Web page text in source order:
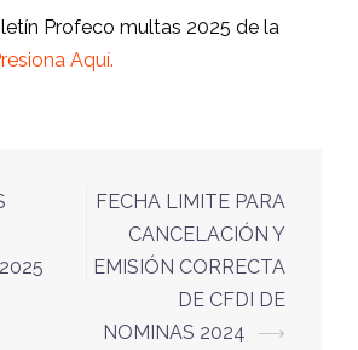
Profeco multas 2025 de la
Aquí.
FECHA LIMITE PARA
CANCELACIÓN Y
EMISIÓN CORRECTA
DE CFDI DE
NOMINAS 2024
⟶